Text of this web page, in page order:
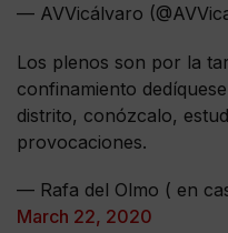
— AVVicálvaro
Los plenos son por la
confinamiento
distrito, conózcalo,
provocaciones.
— Rafa del Olmo ( en
March 22, 2020